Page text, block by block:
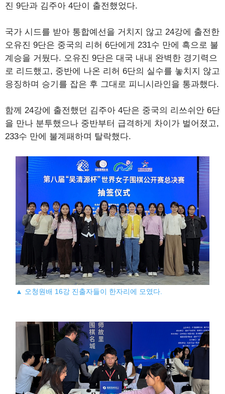
진 9단과 김주아 4단이 출전했었다.
국가 시드를 받아 통합예선을 거치지 않고 24강에 출전한
오유진 9단은 중국의 리허 6단에게 231수 만에 흑으로 불
계승을 거뒀다. 오유진 9단은 대국 내내 완벽한 경기력으
로 리드했고, 중반에 나온 리허 6단의 실수를 놓치지 않고
응징하며 승기를 잡은 후 그대로 피니시라인을 통과했다.
함께 24강에 출전했던 김주아 4단은 중국의 리쓰쉬안 6단
을 만나 분투했으나 중반부터 급격하게 차이가 벌어졌고,
233수 만에 불계패하며 탈락했다.
▲ 오청원배 16강 진출자들이 한자리에 모였다.